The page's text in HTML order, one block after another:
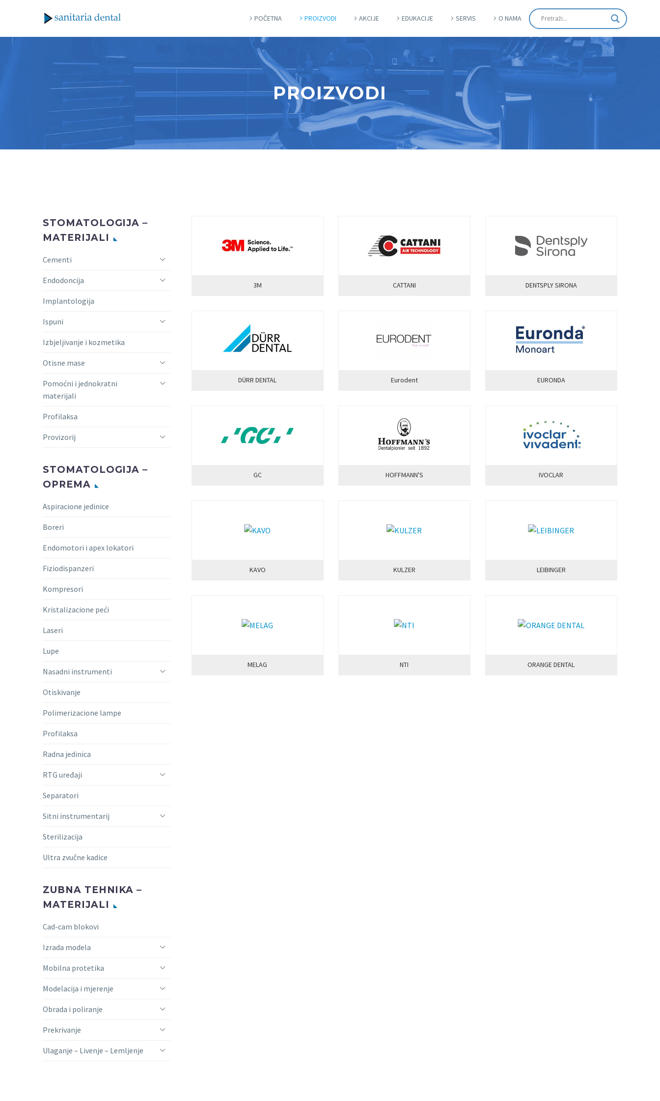
POČETNA PROIZVODI AKCIJE EDUKACIJE SERVIS O NAMA
PROIZVODI
3M CATTANI DENTSPLY SIRONA
DÜRR DENTAL Eurodent EURONDA
GC HOFFMANN'S IVOCLAR
KAVO KULZER LEIBINGER
MELAG NTI ORANGE DENTAL
STOMATOLOGIJA –
MATERIJALI
Cementi
Endodoncija
Implantologija
Ispuni
Izbjeljivanje i kozmetika
Otisne mase
Pomoćni i jednokratni
materijali
Profilaksa
Provizorij
STOMATOLOGIJA –
OPREMA
Aspiracione jedinice
Boreri
Endomotori i apex lokatori
Fiziodispanzeri
Kompresori
Kristalizacione peći
Laseri
Lupe
Nasadni instrumenti
Otiskivanje
Polimerizacione lampe
Profilaksa
Radna jedinica
RTG uređaji
Separatori
Sitni instrumentarij
Sterilizacija
Ultra zvučne kadice
ZUBNA TEHNIKA –
MATERIJALI
Cad-cam blokovi
Izrada modela
Mobilna protetika
Modelacija i mjerenje
Obrada i poliranje
Prekrivanje
Ulaganje – Livenje – Lemljenje